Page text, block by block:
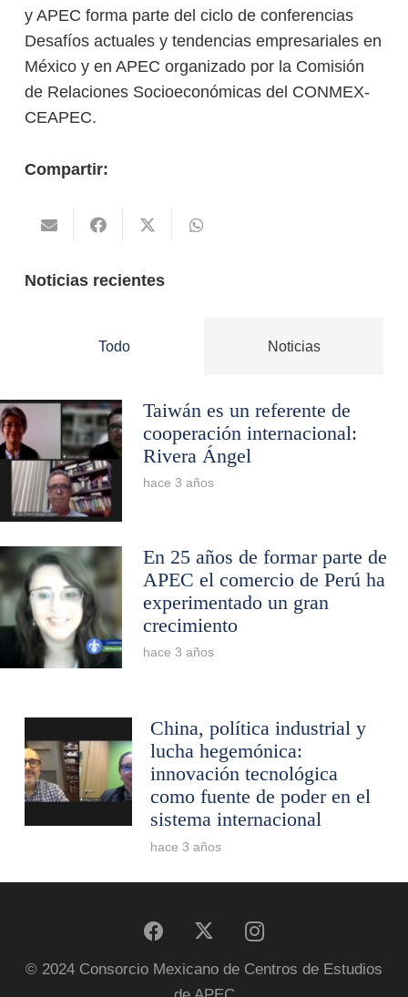
y APEC forma parte del ciclo de conferencias
Desafíos actuales y tendencias empresariales en
México y en APEC organizado por la Comisión
de Relaciones Socioeconómicas del CONMEX-
CEAPEC.
Compartir:
Noticias recientes
Todo Noticias
Taiwán es un referente de
cooperación internacional:
Rivera Ángel
hace 3 años
En 25 años de formar parte de
APEC el comercio de Perú ha
experimentado un gran
crecimiento
hace 3 años
China, política industrial y
lucha hegemónica:
innovación tecnológica
como fuente de poder en el
sistema internacional
hace 3 años
© 2024 Consorcio Mexicano de Centros de Estudios